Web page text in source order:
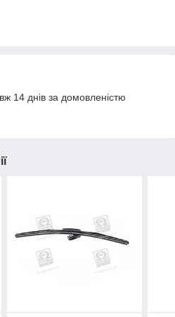
14 днів за домовленістю